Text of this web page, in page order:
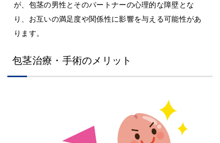
が、包茎の男性とそのパートナーの心理的な障壁とな
り、お互いの満足度や関係性に影響を与える可能性があ
ります。
包茎治療・手術のメリット